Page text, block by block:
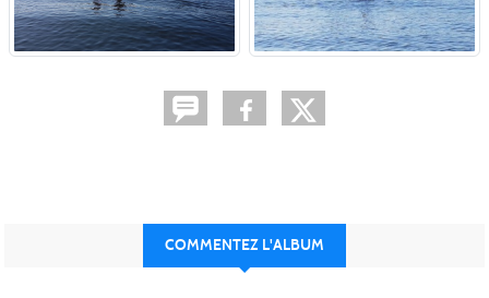
COMMENTEZ L'ALBUM